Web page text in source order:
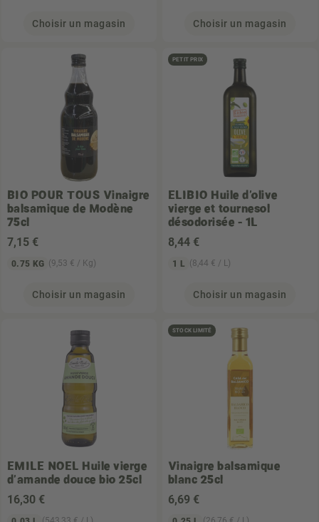
Choisir un magasin Choisir un magasin
BIO POUR TOUS Vinaigre
balsamique de Modène
75cl
7,15 €
0.75 KG (9,53 € / Kg)
Choisir un magasin
PETIT PRIX
ELIBIO Huile d'olive
vierge et tournesol
désodorisée - 1L
8,44 €
1 L (8,44 € / L)
Choisir un magasin
EMILE NOEL Huile vierge
d'amande douce bio 25cl
16,30 €
STOCK LIMITÉ
Vinaigre balsamique
blanc 25cl
6,69 €